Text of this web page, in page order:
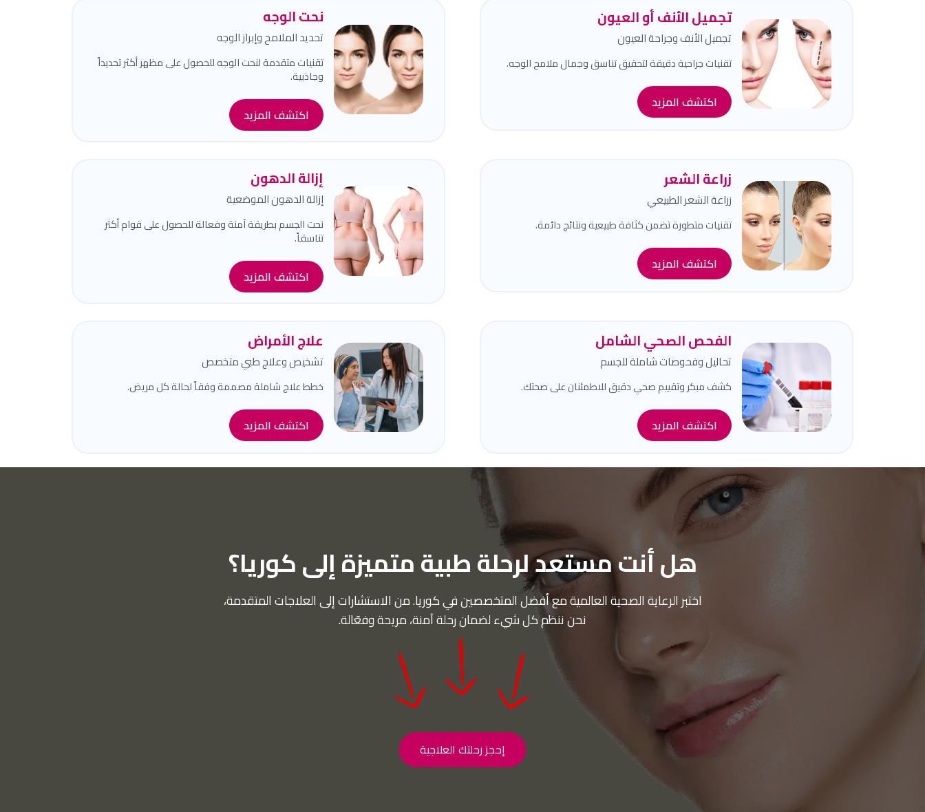
تجميل الأنف أو العيون
تجميل الأنف وجراحة العيون
تقنيات جراحية دقيقة لتحقيق تناسق وجمال ملامح الوجه.
اكتشف المزيد
نحت الوجه
تحديد الملامح وإبراز الوجه
تقنيات متقدمة لنحت الوجه للحصول على مظهر أكثر تحديداً
وجاذبية.
اكتشف المزيد
زراعة الشعر
زراعة الشعر الطبيعي
تقنيات متطورة تضمن كثافة طبيعية ونتائج دائمة.
اكتشف المزيد
إزالة الدهون
إزالة الدهون الموضعية
نحت الجسم بطريقة آمنة وفعالة للحصول على قوام أكثر
تناسقاً.
اكتشف المزيد
الفحص الصحي الشامل
تحاليل وفحوصات شاملة للجسم
كشف مبكر وتقييم صحي دقيق للاطمئنان على صحتك.
اكتشف المزيد
علاج الأمراض
تشخيص وعلاج طبي متخصص
خطط علاج شاملة مصممة وفقاً لحالة كل مريض.
اكتشف المزيد
هل أنت مستعد لرحلة طبية متميزة إلى كوريا؟
اختبر الرعاية الصحية العالمية مع أفضل المتخصصين في كوريا. من الاستشارات إلى العلاجات المتقدمة،
نحن ننظم كل شيء لضمان رحلة آمنة، مريحة وفعّالة.
إحجز رحلتك العلاجية